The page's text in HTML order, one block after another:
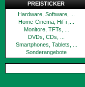
PREISTICKER
Hardware, Software, ...
Home-Cinema, HiFi ,...
Monitore, TFTs, ...
DVDs, CDs, ...
Smartphones, Tablets, ...
Sonderangebote